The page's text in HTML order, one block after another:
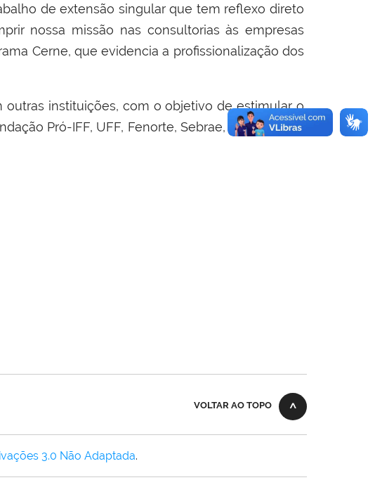
de extensão singular que tem reflexo direto
nossa missão nas consultorias às empresas
Cerne, que evidencia a profissionalização dos
outras instituições, com o objetivo de estimular o
Pró-IFF, UFF, Fenorte, Sebrae, Acic, Firjan e
VOLTAR AO TOPO
3.0 Não Adaptada.